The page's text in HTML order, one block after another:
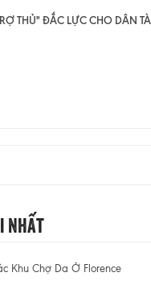
THỦ" ĐẮC LỰC CHO DÂN
Nhất
Khu Chợ Da Ở Florence